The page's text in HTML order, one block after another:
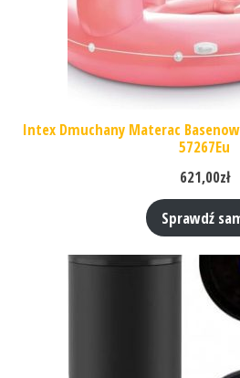
Intex Dmuchany Materac
57267Eu
621,00zł
Sprawdź